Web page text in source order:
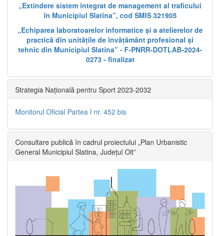
„Extindere sistem integrat de management al traficului
în Municipiul Slatina”, cod SMIS 321905
„Echiparea laboratoarelor informatice și a atelierelor de
practică din unitățile de învățământ profesional și
tehnic din Municipiul Slatina” - F-PNRR-DOTLAB-2024-
0273 - finalizat
Strategia Națională pentru Sport 2023-2032
Monitorul Oficial Partea I nr. 452 bis
Consultare publică în cadrul proiectului „Plan Urbanistic
General Municipiul Slatina, Județul Olt”